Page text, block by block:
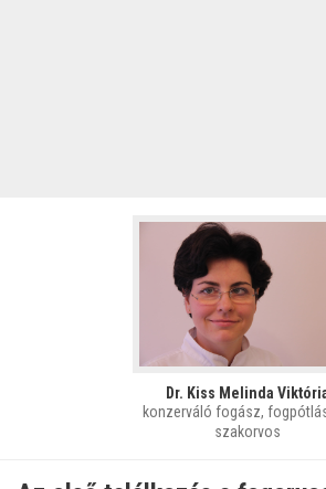
Dr. Kiss Melinda
konzerváló fogász,
szakorvos